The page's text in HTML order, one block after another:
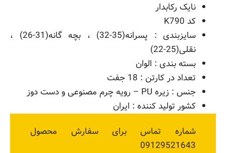
نایک رکابدار
کد K790
سایزبندی : پسرانه(35-32) ، بچه گانه(31-26) ،
نقلی(25-22)
بسته بندی : الوان
تعداد در کارتن : 18 جفت
جنس : زیره PU – رویه چرم مصنوعی و دست دوز
کشور تولید کننده : ایران
شماره تماس برای سفارش محصول
09129521643